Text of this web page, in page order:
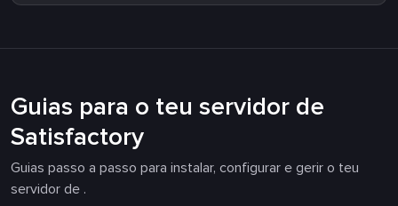
Guias para o teu servidor de
Satisfactory
Guias passo a passo para instalar, configurar e gerir o teu
servidor de .